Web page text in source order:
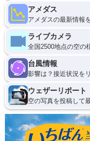
アメダス
アメダスの最新情報
ライブカメラ
全国2500地点の空の
台風情報
影響は？接近状況を
ウェザーリポート
空の写真を投稿して